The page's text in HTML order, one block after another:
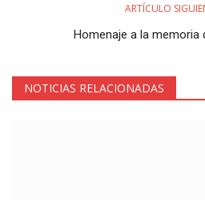
ARTÍCULO
Homenaje a la memoria
NOTICIAS RELACIONADAS